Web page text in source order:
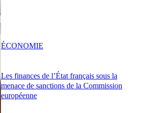
Les finances de l’État français sous la
menace de sanctions de la Commission
européenne
ÉCONOMIE